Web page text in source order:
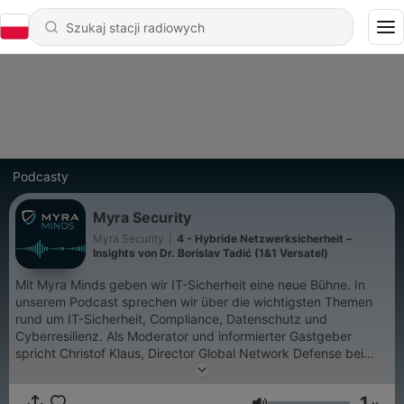
Podcasty
Myra Security
Myra Security
4 - Hybride Netzwerksicherheit –
Insights von Dr. Borislav Tadić (1&1 Versatel)
Mit Myra Minds geben wir IT-Sicherheit eine neue Bühne. In
unserem Podcast sprechen wir über die wichtigsten Themen
rund um IT-Sicherheit, Compliance, Datenschutz und
Cyberresilienz. Als Moderator und informierter Gastgeber
spricht Christof Klaus, Director Global Network Defense bei
Myra, mit Fachleuten aus IT, Wirtschaft und Politik. Gemeinsam